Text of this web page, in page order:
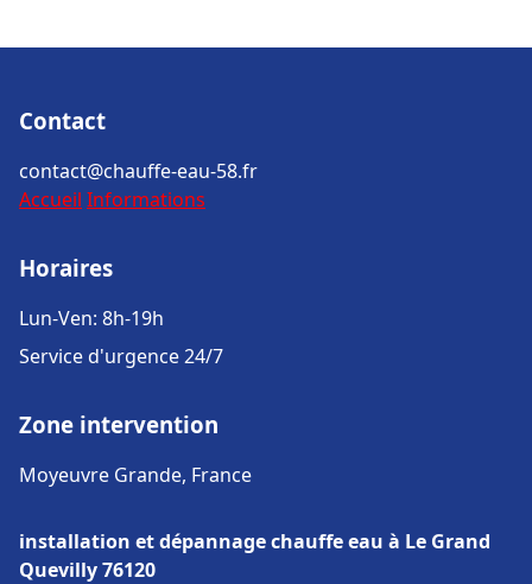
Contact
contact@chauffe-eau-58.fr
Accueil Informations
Horaires
Lun-Ven: 8h-19h
Service d'urgence 24/7
Zone intervention
Moyeuvre Grande, France
installation et dépannage chauffe eau à Le Grand
Quevilly 76120